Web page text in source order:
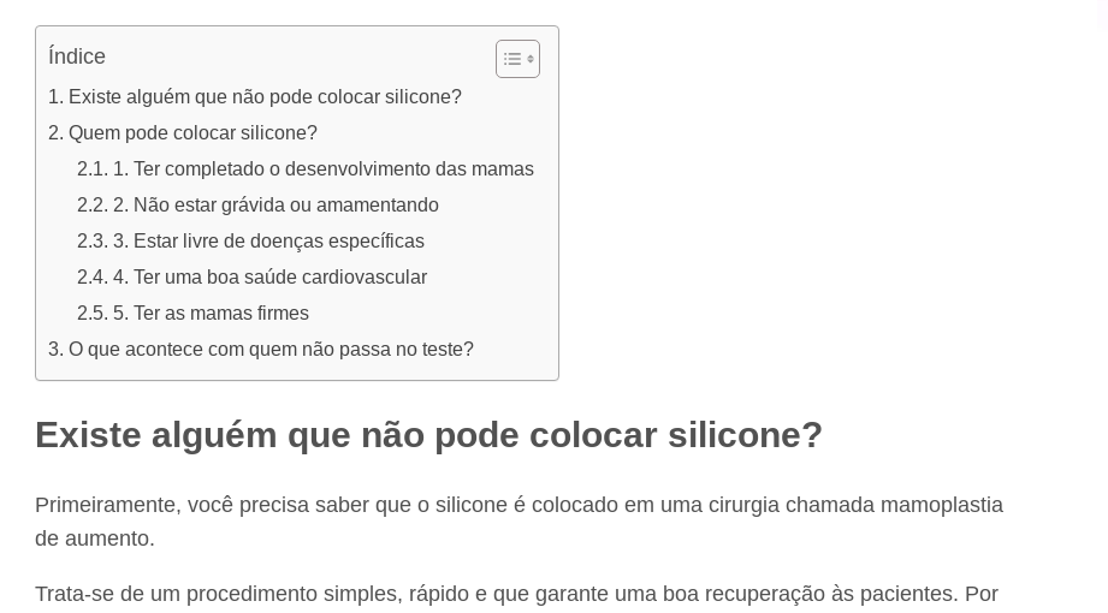
Índice
Existe alguém que não pode colocar silicone?
Quem pode colocar silicone?
1. Ter completado o desenvolvimento das mamas
2. Não estar grávida ou amamentando
3. Estar livre de doenças específicas
4. Ter uma boa saúde cardiovascular
5. Ter as mamas firmes
O que acontece com quem não passa no teste?
Existe alguém que não pode colocar silicone?
Primeiramente, você precisa saber que o silicone é colocado em uma cirurgia chamada mamoplastia
de aumento.
Trata-se de um procedimento simples, rápido e que garante uma boa recuperação às pacientes. Por